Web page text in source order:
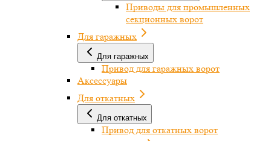
Приводы для промышленных
секционных ворот
Для гаражных
Для гаражных
Привод для гаражных ворот
Аксессуары
Для откатных
Для откатных
Привод для откатных ворот